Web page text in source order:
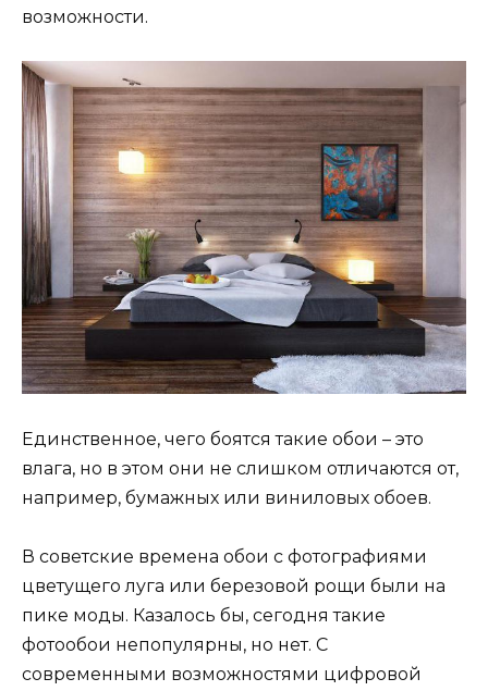
возможности.
Единственное, чего боятся такие обои – это
влага, но в этом они не слишком отличаются от,
например, бумажных или виниловых обоев.
В советские времена обои с фотографиями
цветущего луга или березовой рощи были на
пике моды. Казалось бы, сегодня такие
фотообои непопулярны, но нет. С
современными возможностями цифровой